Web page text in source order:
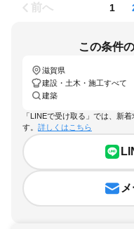
前へ 1
この条件
滋賀県
建設・土木・施工すべて
建築
「LINEで受け取る」では、新
す。 詳しくはこちら